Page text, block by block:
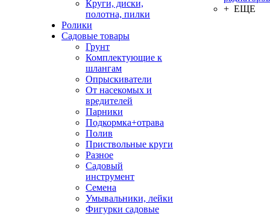
Круги, диски,
полотна, пилки
Ролики
Садовые товары
Грунт
Комплектующие к
шлангам
Опрыскиватели
От насекомых и
вредителей
Парники
Подкормка+отрава
Полив
Приствольные круги
Разное
Садовый
инструмент
Семена
Умывальники, лейки
Фигурки садовые
+ ЕЩЕ